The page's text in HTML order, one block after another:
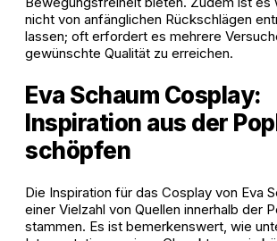
nicht von anfänglichen Rückschlägen
lassen; oft erfordert es mehrere
gewünschte Qualität zu erreichen.
Eva Schaum Cosplay:
Inspiration aus der
schöpfen
Die Inspiration für das Cosplay von Eva
einer Vielzahl von Quellen innerhalb der
stammen. Es ist bemerkenswert, wie